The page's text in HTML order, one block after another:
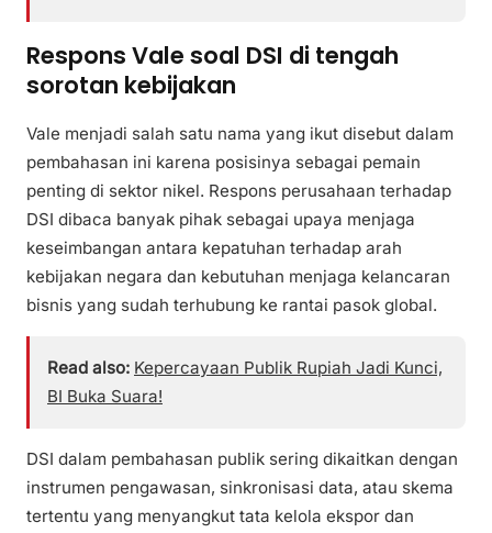
Respons Vale soal DSI di tengah
sorotan kebijakan
Vale menjadi salah satu nama yang ikut disebut dalam
pembahasan ini karena posisinya sebagai pemain
penting di sektor nikel. Respons perusahaan terhadap
DSI dibaca banyak pihak sebagai upaya menjaga
keseimbangan antara kepatuhan terhadap arah
kebijakan negara dan kebutuhan menjaga kelancaran
bisnis yang sudah terhubung ke rantai pasok global.
Read also: Kepercayaan Publik Rupiah Jadi Kunci,
BI Buka Suara!
DSI dalam pembahasan publik sering dikaitkan dengan
instrumen pengawasan, sinkronisasi data, atau skema
tertentu yang menyangkut tata kelola ekspor dan